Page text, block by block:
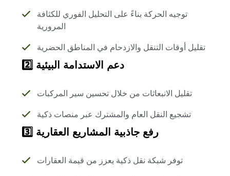
توجيه الحركة بناءً على التحليل الفوري للكثافة
المرورية
تقليل أوقات التنقل والازدحام في المناطق الحضرية
2️⃣ دعم الاستدامة البيئية
تقليل الانبعاثات من خلال تحسين سير المركبات
تشجيع النقل العام والمشترك عبر منصات ذكية
3️⃣ رفع جاذبية المشاريع العقارية
توفر شبكة نقل ذكية يعزز من قيمة العقارات